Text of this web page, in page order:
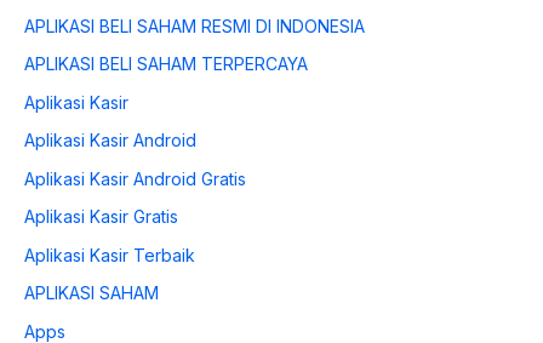
APLIKASI BELI SAHAM RESMI DI INDONESIA
APLIKASI BELI SAHAM TERPERCAYA
Aplikasi Kasir
Aplikasi Kasir Android
Aplikasi Kasir Android Gratis
Aplikasi Kasir Gratis
Aplikasi Kasir Terbaik
APLIKASI SAHAM
Apps